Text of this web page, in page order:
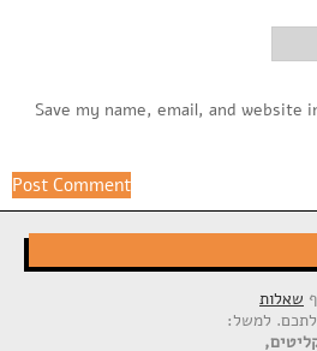
Save my name, email, and
שאלות
למשל: